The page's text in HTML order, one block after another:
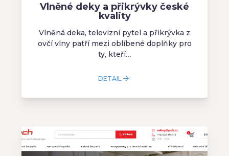
Vlněné deky a přikrývky české
kvality
Vlněná deka, televizní pytel a přikrývka z
ovčí vlny patří mezi oblíbené doplňky pro
ty, kteří…
DETAIL